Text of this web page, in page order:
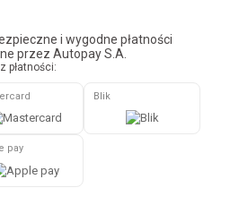
i wygodne płatności
przez Autopay S.A.
płatności:
Blik
pay